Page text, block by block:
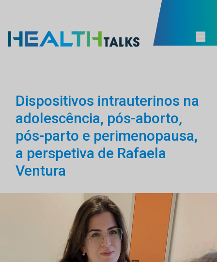
Dispositivos intrauterinos na
adolescência, pós-aborto,
pós-parto e perimenopausa,
a perspetiva de Rafaela
Ventura